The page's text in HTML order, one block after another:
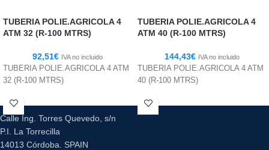
TUBERIA POLIE.AGRICOLA 4
ATM 32 (R-100 MTRS)
92,51€ IVA no incluido
TUBERIA POLIE.AGRICOLA 4 ATM
32 (R-100 MTRS)
TUBERIA POLIE.AGRICOLA 4
ATM 40 (R-100 MTRS)
144,43€ IVA no incluido
TUBERIA POLIE.AGRICOLA 4 ATM
40 (R-100 MTRS)
Calle Ing. Torres Quevedo, s/n
P.I. La Torrecilla
14013 Córdoba. SPAIN